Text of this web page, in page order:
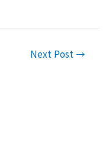
Next Post→